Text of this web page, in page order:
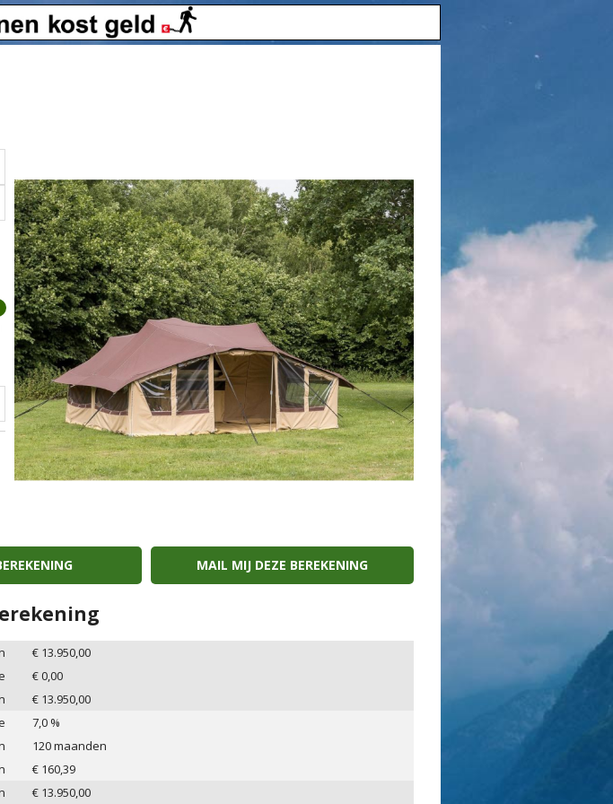
MAIL MIJ DEZE BEREKENING
€ 13.950,00
€0,00
€ 13.950,00
7,0 %
120maanden
€ 160,39
€ 13.950,00